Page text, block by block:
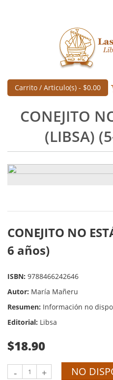
Carrito / Articulo(s) - $0.00
CONEJITO
(LIBSA)
CONEJITO NO
6 años)
ISBN: 9788466242646
Autor: María Mañeru
Resumen: Información no
Editorial: Libsa
$18.90
- + NO